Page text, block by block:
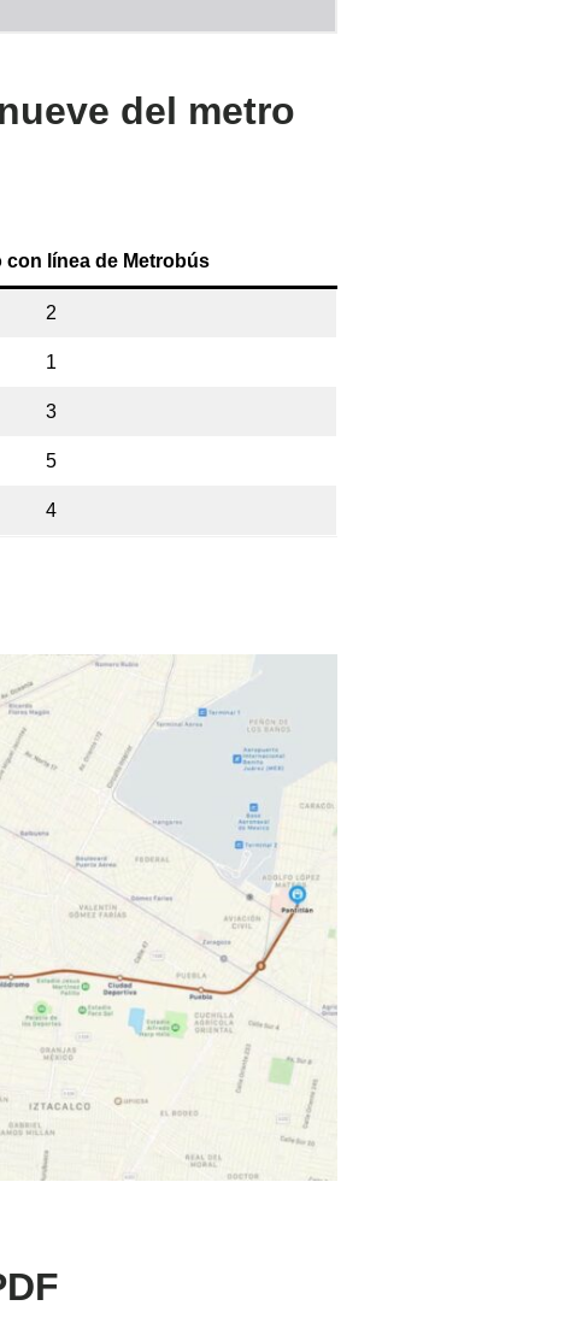
del metro
con línea de Metrobús
2
1
3
5
4